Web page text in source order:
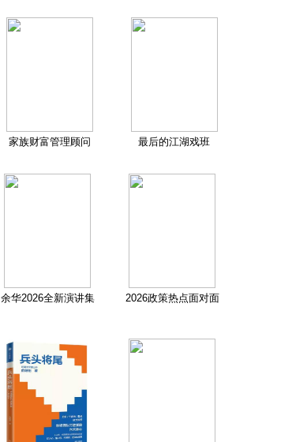
家族财富管理顾问 最后的江湖戏班
余华2026全新演讲集 2026政策热点面对面